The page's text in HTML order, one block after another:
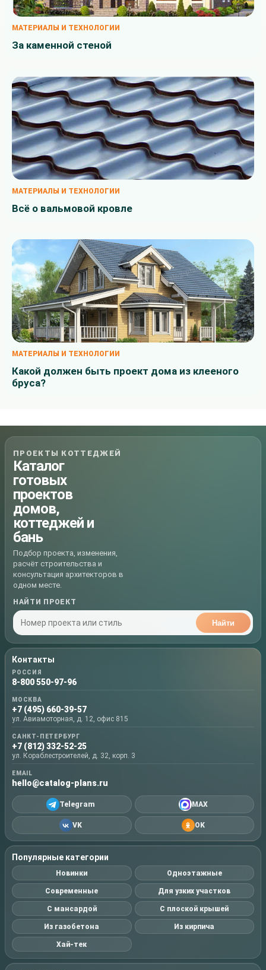
МАТЕРИАЛЫ И ТЕХНОЛОГИИ
За каменной стеной
МАТЕРИАЛЫ И ТЕХНОЛОГИИ
Всё о вальмовой кровле
МАТЕРИАЛЫ И ТЕХНОЛОГИИ
Какой должен быть проект дома из клееного
бруса?
ПРОЕКТЫ КОТТЕДЖЕЙ
Каталог
готовых
проектов
домов,
коттеджей и
бань
Подбор проекта, изменения,
расчёт строительства и
консультация архитекторов в
одном месте.
НАЙТИ ПРОЕКТ
Найти
Контакты
РОССИЯ
8-800 550-97-96
МОСКВА
+7 (495) 660-39-57
ул. Авиамоторная, д. 12, офис 815
САНКТ-ПЕТЕРБУРГ
+7 (812) 332-52-25
ул. Кораблестроителей, д. 32, корп. 3
EMAIL
hello@catalog-plans.ru
Telegram MAX
VK OK
Популярные категории
Новинки Одноэтажные
Современные Для узких участков
С мансардой С плоской крышей
Из газобетона Из кирпича
Хай-тек